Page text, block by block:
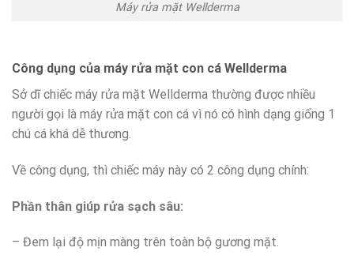
Máy rửa mặt Wellderma
Công dụng của máy rửa mặt con cá Wellderma
Sở dĩ chiếc máy rửa mặt Wellderma thường được nhiều
người gọi là máy rửa mặt con cá vì nó có hình dạng giống 1
chú cá khá dễ thương.
Về công dụng, thì chiếc máy này có 2 công dụng chính:
Phần thân giúp rửa sạch sâu:
– Đem lại độ mịn màng trên toàn bộ gương mặt.